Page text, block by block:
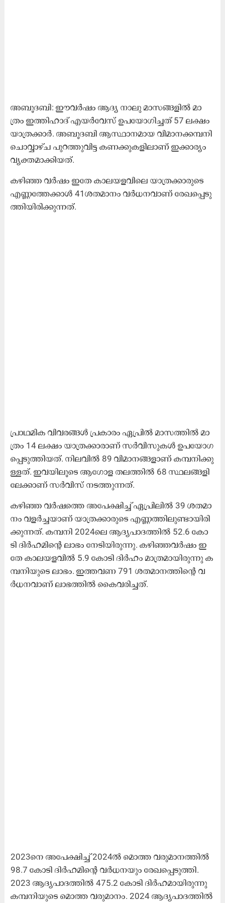
അ​ബൂ​ദ​ബി: ഈ​വ​ർ​ഷം ആ​ദ്യ നാ​ലു മാ​സ​ങ്ങ​ളി​ൽ മാ​
ത്രം ഇ​ത്തി​ഹാ​ദ്​ എ​യ​ർ​വേ​​സ്​ ഉ​പ​യോ​ഗി​ച്ച​ത്​ 57 ല​ക്ഷം
യാ​ത്ര​ക്കാ​ർ. അ​ബൂ​ദ​ബി ആ​സ്ഥാ​ന​മാ​യ വി​മാ​ന​ക്ക​മ്പ​നി
ചൊ​വ്വാ​ഴ്ച പു​റ​ത്തു​വി​ട്ട ക​ണ​ക്കു​ക​ളി​ലാ​ണ്​ ഇ​ക്കാ​ര്യം
വ്യ​ക്ത​മാ​ക്കി​യ​ത്.
ക​ഴി​ഞ്ഞ വ​ർ​ഷം ഇ​തേ കാ​ല​യ​ള​വി​ലെ യാ​ത്ര​ക്കാ​രു​ടെ
എ​ണ്ണ​ത്തേ​ക്കാ​ൾ 41ശ​ത​മാ​നം വ​ർ​ധ​ന​വാ​ണ്​ രേ​ഖ​പ്പെ​ടു​
ത്തി​യി​രി​ക്കു​ന്ന​ത്.
പ്രാ​ഥ​മി​ക വി​വ​ര​ങ്ങ​ൾ പ്ര​കാ​രം ഏ​പ്രി​ൽ മാ​സ​ത്തി​ൽ മാ​
ത്രം 14 ല​ക്ഷം യാ​ത്ര​ക്കാ​രാ​ണ്​ സ​ർ​വി​സു​ക​ൾ ഉ​പ​യോ​ഗ​
പ്പെ​ടു​ത്തി​യ​ത്. നി​ല​വി​ൽ 89 വി​മാ​ന​ങ്ങ​ളാ​ണ്​ ക​മ്പ​നി​ക്കു​
ള്ള​ത്. ഇ​വ​യി​ലൂ​ടെ ആ​ഗോ​ള ത​ല​ത്തി​ൽ 68 സ്ഥ​ല​ങ്ങ​ളി​
ലേ​ക്കാ​ണ്​ സ​ർ​വി​സ്​ ന​ട​ത്തു​ന്ന​ത്.
ക​ഴി​ഞ്ഞ വ​ർ​ഷ​ത്തെ അ​പേ​ക്ഷി​ച്ച്​ ഏ​പ്രി​ലി​ൽ 39 ശ​ത​മാ​
നം വ​ള​ർ​ച്ച​യാ​ണ്​ യാ​ത്ര​ക്കാ​രു​ടെ എ​ണ്ണ​ത്തി​ലു​ണ്ടാ​യി​രി​
ക്കു​ന്ന​ത്. ക​മ്പ​നി 2024ലെ ​ആ​ദ്യ​പാ​ദ​ത്തി​ല്‍ 52.6 കോ​
ടി ദി​ര്‍ഹ​മി​ന്റെ ലാ​ഭം നേ​ടി​യി​രു​ന്നു. ക​ഴി​ഞ്ഞ​വ​ര്‍ഷം ഇ​
തേ കാ​ല​യ​ള​വി​ല്‍ 5.9 കോ​ടി ദി​ര്‍ഹം മാ​ത്ര​മാ​യി​രു​ന്നു ക​
മ്പ​നി​യു​ടെ ലാ​ഭം. ഇ​ത്ത​വ​ണ 791 ശ​ത​മാ​ന​ത്തി​ന്റെ വ​
ര്‍ധ​ന​വാ​ണ് ലാ​ഭ​ത്തി​ല്‍ കൈ​വ​രി​ച്ച​ത്.
2023നെ ​അ​പേ​ക്ഷി​ച്ച് 2024ല്‍ ​മൊ​ത്ത വ​രു​മാ​ന​ത്തി​ല്‍
98.7 കോ​ടി ദി​ര്‍ഹ​മി​ന്റെ വ​ര്‍ധ​ന​യും രേ​ഖ​പ്പെ​ടു​ത്തി.
2023 ആ​ദ്യ​പാ​ദ​ത്തി​ല്‍ 475.2 കോ​ടി ദി​ര്‍ഹ​മാ​യി​രു​ന്നു
ക​മ്പ​നി​യു​ടെ മൊ​ത്ത വ​രു​മാ​നം. 2024 ആ​ദ്യ​പാ​ദ​ത്തി​ല്‍